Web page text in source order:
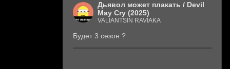
Дьявол может плакать / Devil
May Cry (2025)
VALIANTSIN RAVIAKA
Будет 3 сезон ?